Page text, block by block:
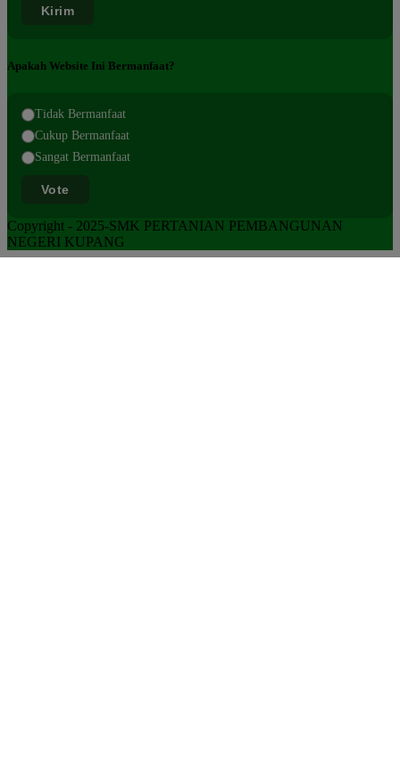
Kirim
Apakah Website Ini Bermanfaat?
Tidak Bermanfaat
Cukup Bermanfaat
Sangat Bermanfaat
Vote
Copyright - 2025-SMK PERTANIAN PEMBANGUNAN
NEGERI KUPANG